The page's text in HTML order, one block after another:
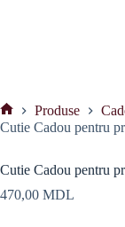
Prima
Produse
Cutie Cadou pentru
Cutie Cadou pentru
470,00 MDL